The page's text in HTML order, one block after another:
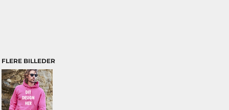
FLERE BILLEDER